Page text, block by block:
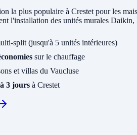
la plus populaire à Crestet pour les
l'installation des unités murales
split (jusqu'à 5 unités intérieures)
sur le chauffage
et villas du Vaucluse
3 jours à Crestet